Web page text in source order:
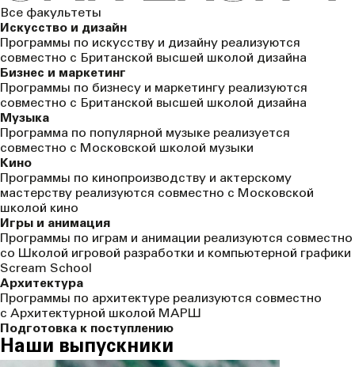
Все факультеты
Искусство и дизайн
Программы по искусству и дизайну реализуются
совместно с Британской высшей школой дизайна
Бизнес и маркетинг
Программы по бизнесу и маркетингу реализуются
совместно с Британской высшей школой дизайна
Музыка
Программа по популярной музыке реализуется
совместно с Московской школой музыки
Кино
Программы по кинопроизводству и актерскому
мастерству реализуются совместно с Московской
школой кино
Игры и анимация
Программы по играм и анимации реализуются совместно
со Школой игровой разработки и компьютерной графики
Scream School
Архитектура
Программы по архитектуре реализуются совместно
с Архитектурной школой МАРШ
Подготовка к поступлению
Наши выпускники